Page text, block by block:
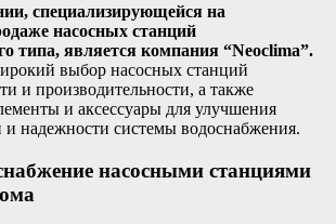
специализирующейся на
насосных станций
типа, является компания “Neoclima”.
выбор насосных станций
и производительности, а также
и аксессуары для улучшения
надежности системы водоснабжения.
насосными станциями